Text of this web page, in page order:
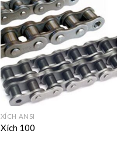
XÍCH ANSI
Xích 100